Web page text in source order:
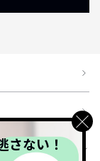
さない！